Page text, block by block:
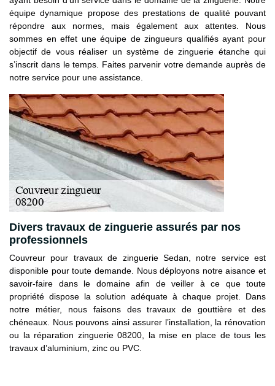
équipe dynamique propose des prestations de qualité pouvant
répondre aux normes, mais également aux attentes. Nous
sommes en effet une équipe de zingueurs qualifiés ayant pour
objectif de vous réaliser un système de zinguerie étanche qui
s’inscrit dans le temps. Faites parvenir votre demande auprès de
notre service pour une assistance.
Divers travaux de zinguerie assurés par nos
professionnels
Couvreur pour travaux de zinguerie Sedan, notre service est
disponible pour toute demande. Nous déployons notre aisance et
savoir-faire dans le domaine afin de veiller à ce que toute
propriété dispose la solution adéquate à chaque projet. Dans
notre métier, nous faisons des travaux de gouttière et des
chéneaux. Nous pouvons ainsi assurer l’installation, la rénovation
ou la réparation zinguerie 08200, la mise en place de tous les
travaux d’aluminium, zinc ou PVC.